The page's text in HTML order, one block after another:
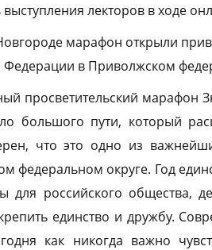
лекторов в ходе
марафон открыли
Федерации в Приволжском
просветительский марафон
большого пути, который
что это одно из
федеральном округе. Год
для российского общества,
единство и дружбу.
как никогда важно